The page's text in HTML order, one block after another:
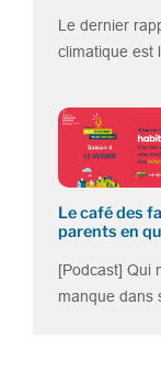
Le dernier
climatique est
Le café des
parents en
[Podcast] Qui
manque dans